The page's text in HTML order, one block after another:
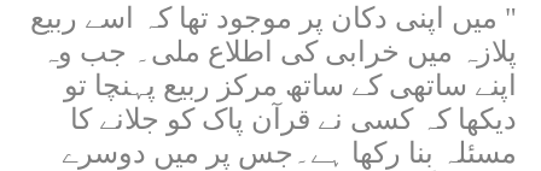
" میں اپنی دکان پر موجود تھا کہ اسے ربیع
پلازہ میں خرابی کی اطلاع ملی۔ جب وہ
اپنے ساتھی کے ساتھ مرکز ربیع پہنچا تو
دیکھا کہ کسی نے قرآن پاک کو جلانے کا
مسئلہ بنا رکھا ہے۔جس پر میں دوسرے